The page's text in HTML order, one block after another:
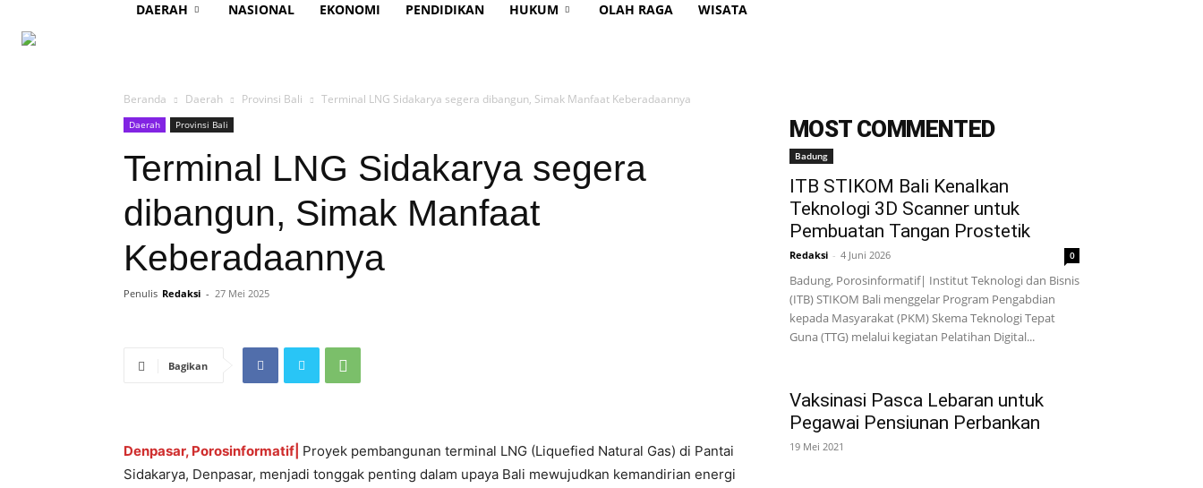
DAERAH NASIONAL EKONOMI PENDIDIKAN HUKUM OLAH RAGA WISATA
Beranda Daerah Provinsi Bali Terminal LNG Sidakarya segera dibangun, Simak Manfaat Keberadaannya
Daerah Provinsi Bali
Terminal LNG Sidakarya segera
dibangun, Simak Manfaat
Keberadaannya
Penulis Redaksi - 27 Mei 2025
Bagikan
Denpasar, Porosinformatif| Proyek pembangunan terminal LNG (Liquefied Natural Gas) di Pantai
Sidakarya, Denpasar, menjadi tonggak penting dalam upaya Bali mewujudkan kemandirian energi
MOST COMMENTED
Badung
ITB STIKOM Bali Kenalkan
Teknologi 3D Scanner untuk
Pembuatan Tangan Prostetik
Redaksi - 4 Juni 2026 0
Badung, Porosinformatif| Institut Teknologi dan Bisnis
(ITB) STIKOM Bali menggelar Program Pengabdian
kepada Masyarakat (PKM) Skema Teknologi Tepat
Guna (TTG) melalui kegiatan Pelatihan Digital...
Vaksinasi Pasca Lebaran untuk
Pegawai Pensiunan Perbankan
19 Mei 2021